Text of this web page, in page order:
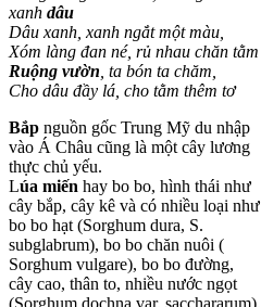
xanh dâu
Dâu xanh, xanh ngắt một màu,
Xóm làng đan né, rủ nhau chăn tằm
Ruộng vườn , ta bón ta chăm,
Cho dâu đầy lá, cho tằm thêm tơ
Bắp nguồn gốc Trung Mỹ du nhập
vào Á Châu cũng là một cây lương
thực chủ yếu.
Lúa miến hay bo bo, hình thái như
cây bắp, cây kê và có nhiều loại như
bo bo hạt (Sorghum dura, S.
subglabrum), bo bo chăn nuôi (
Sorghum vulgare), bo bo đường,
cây cao, thân to, nhiều nước ngọt